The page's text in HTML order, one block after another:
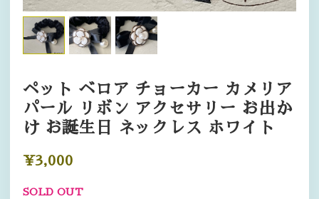
ペット ベロア チョーカー カメリア
パール リボン アクセサリー お出か
け お誕生日 ネックレス ホワイト
¥3,000
SOLD OUT